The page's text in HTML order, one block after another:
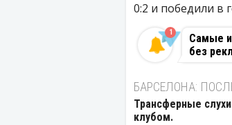
0:2 и победили в
Самые
без
1
БАРСЕЛОНА:
Трансферные
клубом.